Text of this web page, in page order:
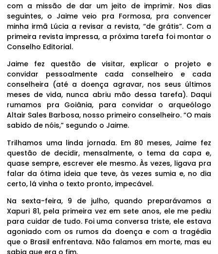
com a missão de dar um jeito de imprimir. Nos dias
seguintes, o Jaime veio pra Formosa, pra convencer
minha irmã Lúcia a revisar a revista, “de grátis”. Com a
primeira revista impressa, a próxima tarefa foi montar o
Conselho Editorial.
Jaime fez questão de visitar, explicar o projeto e
convidar pessoalmente cada conselheiro e cada
conselheira (até a doença agravar, nos seus últimos
meses de vida, nunca abriu mão dessa tarefa). Daqui
rumamos pra Goiânia, para convidar o arqueólogo
Altair Sales Barbosa, nosso primeiro conselheiro. “O mais
sabido de nóis,” segundo o Jaime.
Trilhamos uma linda jornada. Em 80 meses, Jaime fez
questão de decidir, mensalmente, o tema da capa e,
quase sempre, escrever ele mesmo. Às vezes, ligava pra
falar da ótima ideia que teve, às vezes sumia e, no dia
certo, lá vinha o texto pronto, impecável.
Na sexta-feira, 9 de julho, quando preparávamos a
Xapuri 81, pela primeira vez em sete anos, ele me pediu
para cuidar de tudo. Foi uma conversa triste, ele estava
agoniado com os rumos da doença e com a tragédia
que o Brasil enfrentava. Não falamos em morte, mas eu
sabia que era o fim.